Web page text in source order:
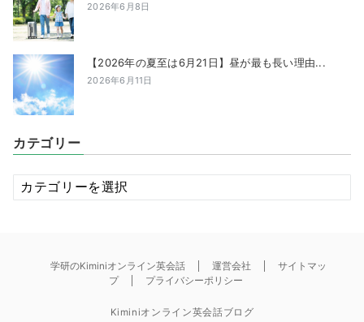
2026年6月8日
【2026年の夏至は6月21日】昼が最も長い理由...
2026年6月11日
カテゴリー
カ
テ
学研のKiminiオンライン英会話 運営会社
サイトマッ
プ
プライバシーポリシー
Kiminiオンライン英会話ブログ